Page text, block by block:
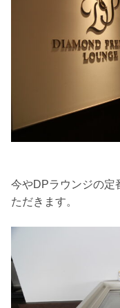
今やDPラウンジの定
ただきます。